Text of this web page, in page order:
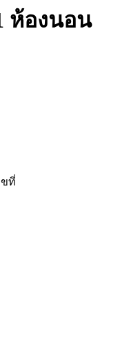
ห้องนอน
ขที่